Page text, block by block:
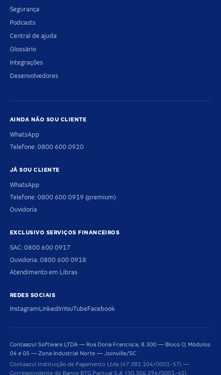
Segurança
Podcasts
Central de ajuda
Glossário
Integrações
Desenvolvedores
AINDA NÃO SOU CLIENTE
WhatsApp
Telefone: 0800 600 0920
JÁ SOU CLIENTE
WhatsApp
Telefone: 0800 600 0919 (premium)
Ouvidoria
EXCLUSIVO SERVIÇOS FINANCEIROS
SAC: 0800 600 0917
Ouvidoria: 0800 600 0918
Atendimento em Libras
REDES SOCIAIS
InstagramLinkedInYouTubeFacebook
Contaazul Software LTDA — Rua Dona Francisca, 8.300 — Bloco O, Módulos
04 e 05 — Zona Industrial Norte — Joinville/SC
Contaazul Instituição de Pagamento Ltda (47.381.104/0001-57) —
Correspondente do Banco BTG Pactual S.A. (30.306.294/0001-45).